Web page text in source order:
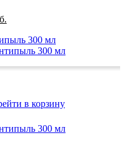
300 мл
в корзину